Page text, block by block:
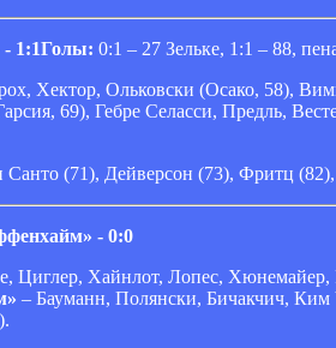
1:1Голы: 0:1 – 27 Зельке, 1:1 – 88,
Хектор, Ольковски (Осако, 58),
69), Гебре Селасси, Предль,
(71), Дейверсон (73), Фритц
- 0:0
Циглер, Хайнлот, Лопес,
– Бауманн, Полянски, Бичакчич,